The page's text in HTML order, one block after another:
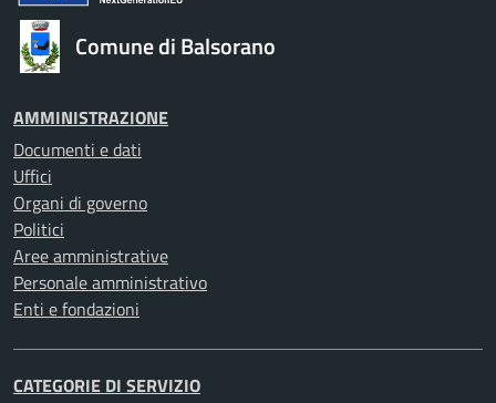
Comune di Balsorano
AMMINISTRAZIONE
Documenti e dati
Uffici
Organi di governo
Politici
Aree amministrative
Personale amministrativo
Enti e fondazioni
CATEGORIE DI SERVIZIO